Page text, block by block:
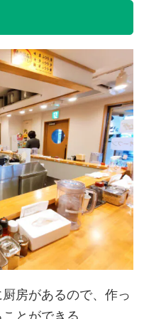
房があるので、作っ